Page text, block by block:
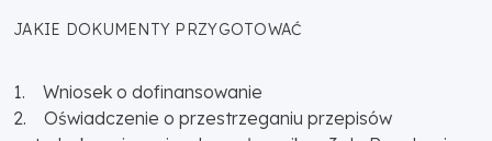
JAKIE DOKUMENTY PRZYGOTOWAĆ
1. Wniosek o dofinansowanie
2. Oświadczenie o przestrzeganiu przepisów